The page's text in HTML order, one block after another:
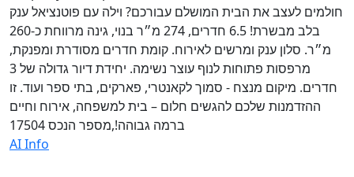
חולמים לעצב את הבית המושלם עבורכם? וילה עם פוטנציאל ענק
בלב מבשרת! 6.5 חדרים, 274 מ״ר בנוי, גינה מרווחת כ-260
מ״ר. סלון ענק ומרשים לאירוח. קומת חדרים מסודרת ומפנקת,
מרפסות פתוחות לנוף עוצר נשימה. יחידת דיור גדולה של 3
חדרים. מיקום מנצח - סמוך לקאנטרי, פארקים, בתי ספר ועוד. זו
ההזדמנות שלכם להגשים חלום – בית למשפחה, אירוח וחיים
ברמה גבוהה!,מספר הנכס 17504
AI Info